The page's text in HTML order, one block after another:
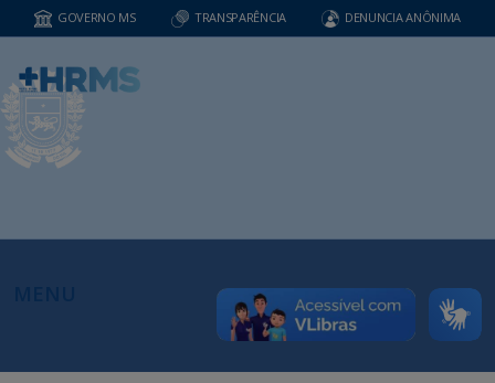
GOVERNO MS TRANSPARÊNCIA DENUNCIA ANÔNIMA